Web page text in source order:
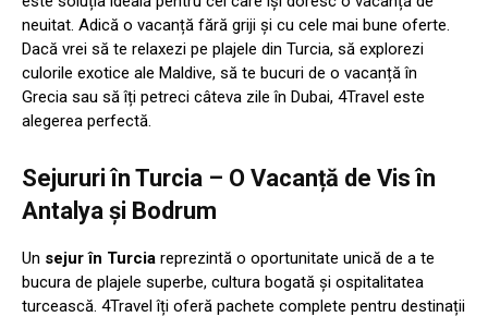
neuitat. Adică o vacanță fără griji și cu cele mai bune oferte.
Dacă vrei să te relaxezi pe plajele din Turcia, să explorezi
culorile exotice ale Maldive, să te bucuri de o vacanță în
Grecia sau să îți petreci câteva zile în Dubai, 4Travel este
alegerea perfectă.
Sejururi în Turcia – O Vacanță de Vis în
Antalya și Bodrum
Un sejur în Turcia reprezintă o oportunitate unică de a te
bucura de plajele superbe, cultura bogată și ospitalitatea
turcească. 4Travel îți oferă pachete complete pentru destinații